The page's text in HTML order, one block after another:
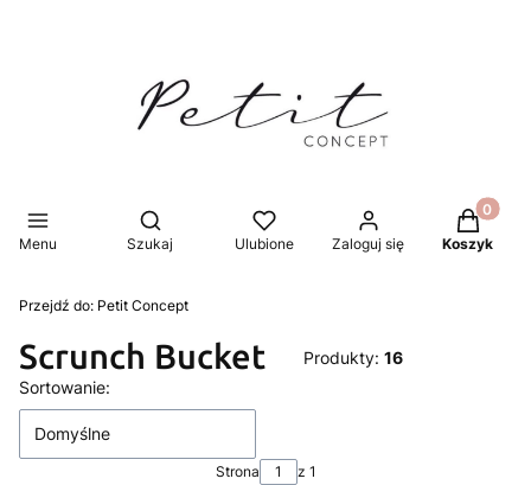
Menu
Otwórz wyszukiwarkę
Szukaj Ulubione Zaloguj się Koszyk
Przejdź do: Petit Concept
Scrunch Bucket Produkty: 16
Lista produktów
Sortowanie:
Domyślne
Strona z 1